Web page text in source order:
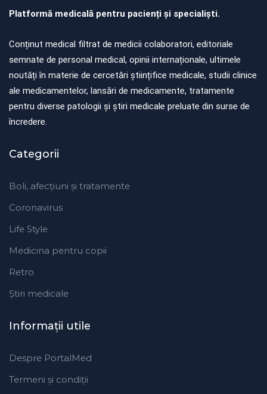
Platformă medicală pentru pacienți și specialiști.
Conținut medical filtrat de medicii colaboratori, editoriale
semnate de personal medical, opinii internaționale, ultimele
noutăți în materie de cercetări științifice medicale, studii clinice
ale medicamentelor, lansări de medicamente, tratamente
pentru diverse patologii și știri medicale preluate din surse de
încredere.
Categorii
Boli, afecțiuni și tratamente
Coronavirus
Life Style
Medicina pentru copii
Retro
Ştiri medicale
Informaţii utile
Despre PortalMed
Termeni și condiții